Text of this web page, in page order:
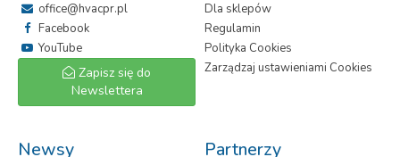
office@hvacpr.pl
Facebook
YouTube
Zapisz się do
Newslettera
Dla sklepów
Regulamin
Polityka Cookies
Zarządzaj ustawieniami Cookies
Newsy Partnerzy